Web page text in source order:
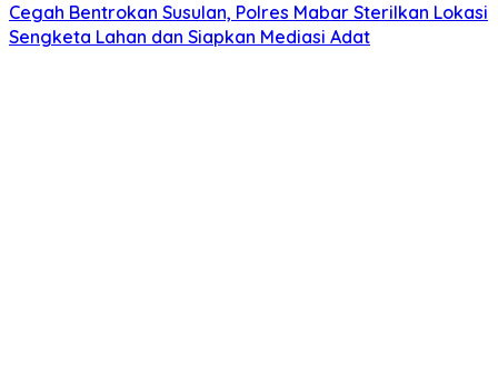
Cegah Bentrokan Susulan, Polres Mabar Sterilkan Lokasi
Sengketa Lahan dan Siapkan Mediasi Adat